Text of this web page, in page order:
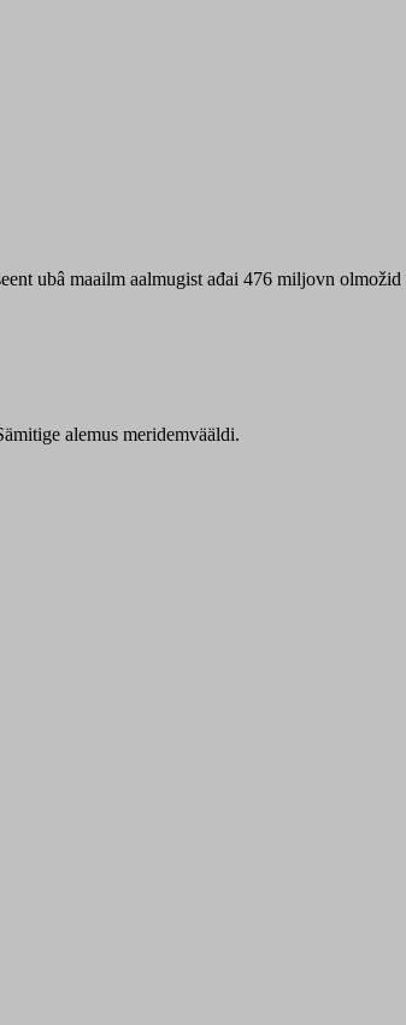
ubâ maailm aalmugist ađai 476 miljovn
alemus meridemvääldi.